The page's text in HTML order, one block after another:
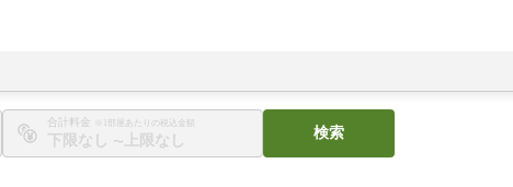
合計料金 ※1部屋あたりの税込金額
〜
検索